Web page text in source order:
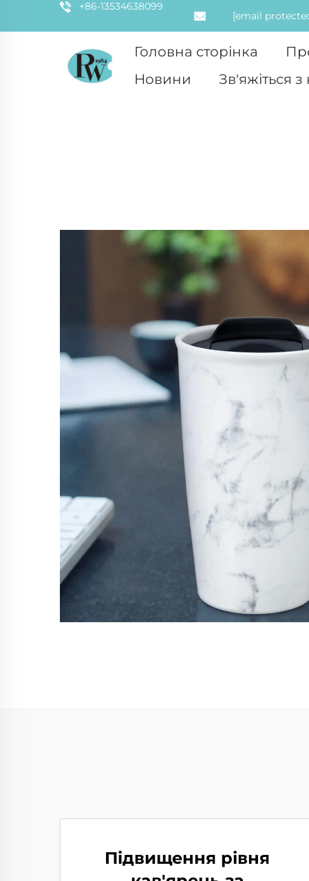
+86-13534638099
[email
Головна сторінка
Новини
Зв'яжіться
Підвищення рівня